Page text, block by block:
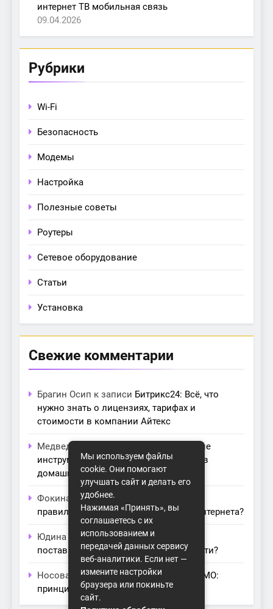
интернет ТВ мобильная связь
09.04.2026
Рубрики
Wi-Fi
Безопасность
Модемы
Настройка
Полезные советы
Роутеры
Сетевое оборудование
Статьи
Установка
Свежие комментарии
Брагин Осип к записи Битрикс24: Всё, что
нужно знать о лицензиях, тарифах и
стоимости в компании Айтекс
Медведева Амалия
Основные
инструменты для создания серверов в
домашних условиях
Фокина Невак записи
правильный модем для домашнего интернета?
Юдина Ивонак записиПроблемы с
поставщиками интернета: как их обойти?
Носова Агатак записиТехнология MIMO:
принципы работы и её преимущества
Мы используем файлы
cookie. Они помогают
улучшать сайт и делать его
удобнее.
Нажимая «Принять», вы
соглашаетесь с их
использованием и
передачей данных сервису
веб-аналитики. Если нет —
измените настройки
браузера или покиньте
сайт.